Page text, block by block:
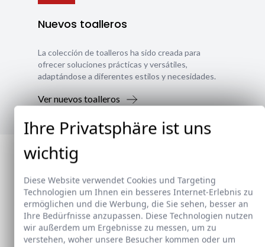
Nuevos toalleros
La colección de toalleros ha sido creada para
ofrecer soluciones prácticas y versátiles,
adaptándose a diferentes estilos y necesidades.
Ver nuevos toalleros
Ihre Privatsphäre ist uns
wichtig
Diese Website verwendet Cookies und Targeting
Technologien um Ihnen ein besseres Internet-Erlebnis zu
ermöglichen und die Werbung, die Sie sehen, besser an
Ihre Bedürfnisse anzupassen. Diese Technologien nutzen
wir außerdem um Ergebnisse zu messen, um zu
verstehen, woher unsere Besucher kommen oder um